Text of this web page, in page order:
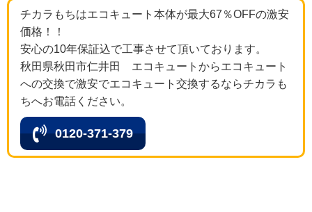
チカラもちはエコキュート本体が最大67％OFFの激安
価格！！
安心の10年保証込で工事させて頂いております。
秋田県秋田市仁井田 エコキュートからエコキュート
への交換で激安でエコキュート交換するならチカラも
ちへお電話ください。
0120-371-379